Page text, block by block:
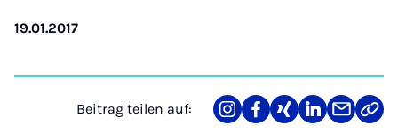
19.01.2017
Beitrag teilen auf:
TeilenTeilenTeilenTeilenTeilenLink